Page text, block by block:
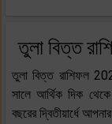
তুলা বিত্ত
তুলা বিত্ত রাশিফল
সালে আর্থিক দিক
বছরের দ্বিতীয়ার্ধে